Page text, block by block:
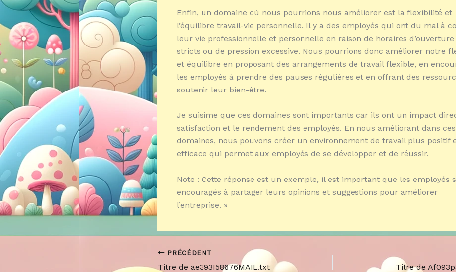
Enfin, un domaine où nous pourrions nous améliorer est la flexibilité et
l’équilibre travail-vie personnelle. Il y a des employés qui ont du mal à
leur vie professionnelle et personnelle en raison de horaires
stricts ou de pression excessive. Nous pourrions donc améliorer notre
et équilibre en proposant des arrangements de travail flexible, en
les employés à prendre des pauses régulières et en offrant des
soutenir leur bien-être.
Je suisime que ces domaines sont importants car ils ont un impact
satisfaction et le rendement des employés. En nous améliorant dans ces
domaines, nous pouvons créer un environnement de travail plus positif
efficace qui permet aux employés de se développer et de réussir.
Note : Cette réponse est un exemple, il est important que les employés
encouragés à partager leurs opinions et suggestions pour améliorer
l’entreprise. »
PRÉCÉDENT
Titre de ae393I58676MAIL.txt Titre de